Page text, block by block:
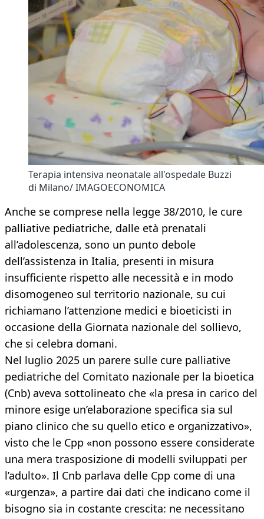
Terapia intensiva neonatale all'ospedale Buzzi
di Milano/ IMAGOECONOMICA
Anche se comprese nella legge 38/2010, le cure
palliative pediatriche, dalle età prenatali
all’adolescenza, sono un punto debole
dell’assistenza in Italia, presenti in misura
insufficiente rispetto alle necessità e in modo
disomogeneo sul territorio nazionale, su cui
richiamano l’attenzione medici e bioeticisti in
occasione della Giornata nazionale del sollievo,
che si celebra domani.
Nel luglio 2025 un parere sulle cure palliative
pediatriche del Comitato nazionale per la bioetica
(Cnb) aveva sottolineato che «la presa in carico del
minore esige un’elaborazione specifica sia sul
piano clinico che su quello etico e organizzativo»,
visto che le Cpp «non possono essere considerate
una mera trasposizione di modelli sviluppati per
l’adulto». Il Cnb parlava delle Cpp come di una
«urgenza», a partire dai dati che indicano come il
bisogno sia in costante crescita: ne necessitano